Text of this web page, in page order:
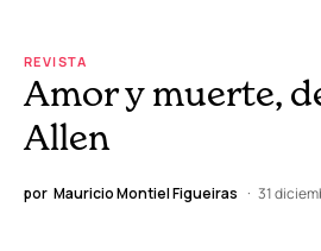
REVISTA
Amor y muerte,
Allen
por Mauricio Montiel Figueiras 31